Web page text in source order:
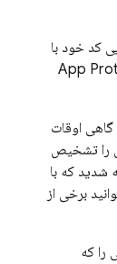
کد خود با
App
گاهی اوقات
را تشخیص
شدید که با
برخی از
را که